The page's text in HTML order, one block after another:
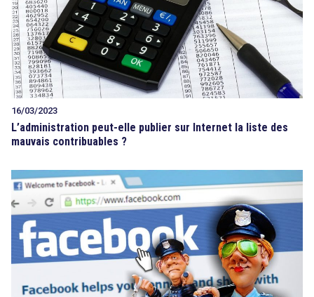
16/03/2023
L’administration peut-elle publier sur Internet la liste des
mauvais contribuables ?